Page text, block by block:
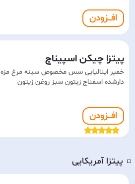
افـــزودن
پیتزا چیکن اسپیناچ
خمیر اینالیایی سس مخصوص سینه مرغ مزه
دارشده اسفناج زیتون سبز روغن زیتون
افـــزودن
◽️ پیتزا آمریکایی